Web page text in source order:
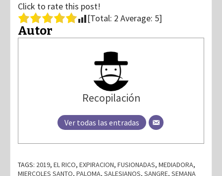
Click to rate this post!
[Total: 2 Average: 5]
Autor
Recopilación
Ver todas las entradas
TAGS: 2019, EL RICO, EXPIRACION, FUSIONADAS, MEDIADORA,
MIERCOLES SANTO, PALOMA, SALESIANOS, SANGRE, SEMANA